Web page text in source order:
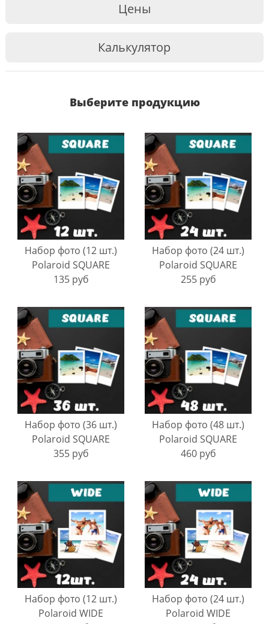
Цены
Калькулятор
Выберите продукцию
Набор фото (12 шт.)
Polaroid SQUARE
135 руб
Набор фото (24 шт.)
Polaroid SQUARE
255 руб
Набор фото (36 шт.)
Polaroid SQUARE
355 руб
Набор фото (48 шт.)
Polaroid SQUARE
460 руб
Набор фото (12 шт.)
Polaroid WIDE
Набор фото (24 шт.)
Polaroid WIDE